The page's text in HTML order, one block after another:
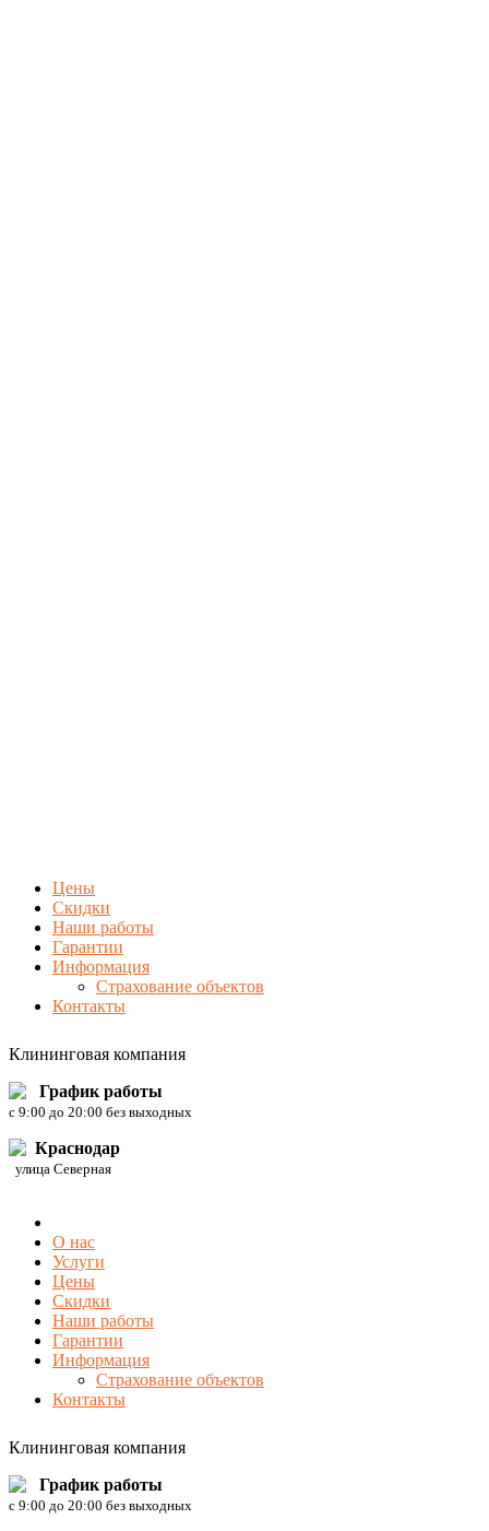
Цены
Скидки
Наши работы
Гарантии
Информация
Страхование объектов
Контакты
Клининговая компания
График работы
c 9:00 до 20:00 без выходных
Краснодар
улица Северная
О нас
Услуги
Цены
Скидки
Наши работы
Гарантии
Информация
Страхование объектов
Контакты
Клининговая компания
График работы
c 9:00 до 20:00 без выходных